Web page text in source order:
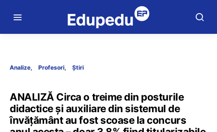
Analize Profesori Știri
ANALIZĂ Circa o treime din posturile
didactice și auxiliare din sistemul de
învățământ au fost scoase la concurs